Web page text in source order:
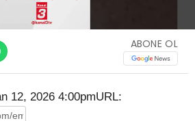
ABONE OL
12, 2026 4:00pmURL: